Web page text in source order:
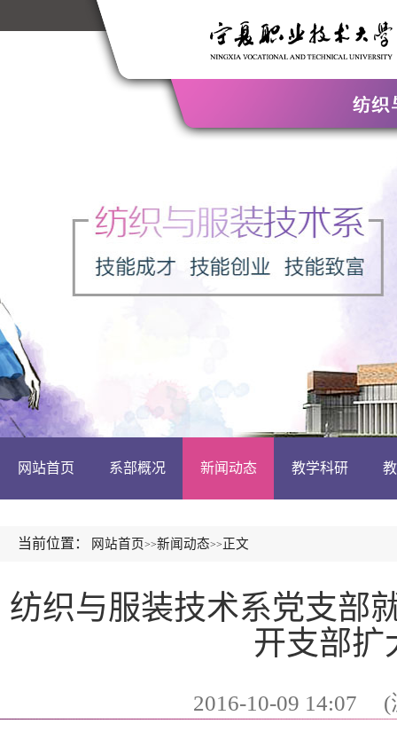
网站首页 系部概况 新闻动态 教学科研
当前位置： 网站首页>>新闻动态>> 正文
纺织与服装技术系党支部
开支部扩
2016-10-09 14:07 (